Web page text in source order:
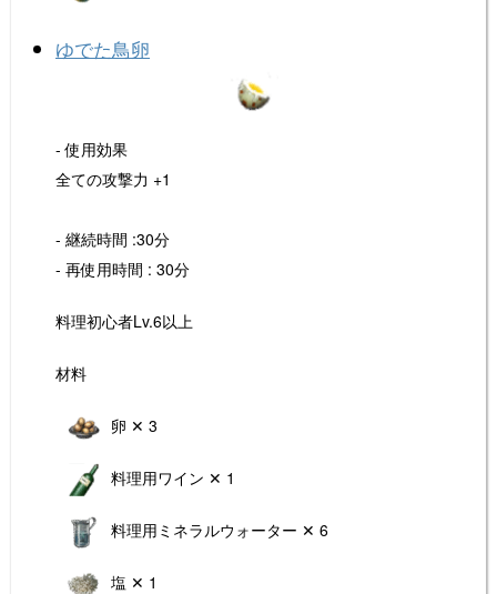
ゆでた鳥卵
- 使用効果
全ての攻撃力 +1
- 継続時間 :30分
- 再使用時間 : 30分
料理初心者Lv.6以上
材料
卵 ✕ 3
料理用ワイン ✕ 1
料理用ミネラルウォーター ✕ 6
塩 ✕ 1